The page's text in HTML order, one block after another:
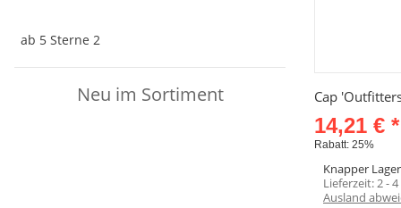
Cap
14,21 € *
Rabatt: 25%
Knapper
Lieferzeit:2 -
Ausland
ab 5 Sterne 2
Neu im Sortiment